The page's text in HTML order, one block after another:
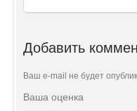
Добавить
Ваш e-mail не будет
Ваша оценка